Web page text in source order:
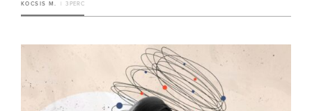
KOCSIS M. 3 PERC